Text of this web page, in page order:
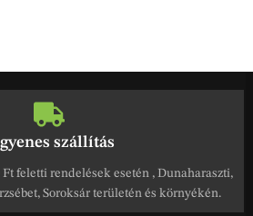
szállítás
feletti rendelések esetén , Dunaharaszti,
Soroksár területén és környékén.